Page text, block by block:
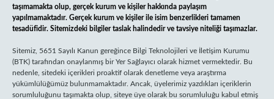
taşımamakta olup, gerçek kurum ve kişiler hakkında paylaşım
yapılmamaktadır. Gerçek kurum ve kişiler ile isim benzerlikleri tamamen
tesadüfidir. Sitemizdeki bilgiler taslak halindedir ve tavsiye niteliği taşımazlar.
Sitemiz, 5651 Sayılı Kanun gereğince Bilgi Teknolojileri ve İletişim Kurumu
(BTK) tarafından onaylanmış bir Yer Sağlayıcı olarak hizmet vermektedir. Bu
nedenle, sitedeki içerikleri proaktif olarak denetleme veya araştırma
yükümlülüğümüz bulunmamaktadır. Ancak, üyelerimiz yazdıkları içeriklerin
sorumluluğunu taşımakta olup, siteye üye olarak bu sorumluluğu kabul etmiş